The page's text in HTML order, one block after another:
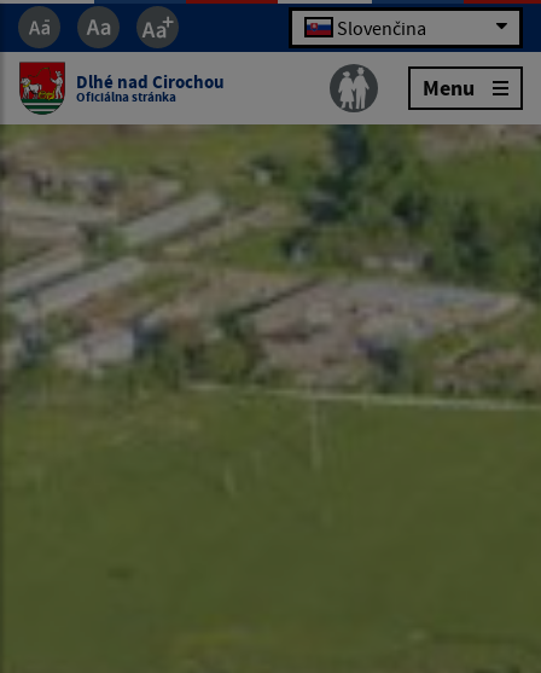
Slovenčina
Dlhé nad Cirochou
Oficiálna stránka Menu